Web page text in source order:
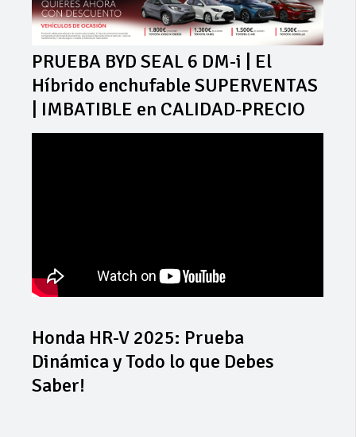
PRUEBA BYD SEAL 6 DM-i | El
Híbrido enchufable SUPERVENTAS
| IMBATIBLE en CALIDAD-PRECIO
Honda HR-V 2025: Prueba
Dinámica y Todo lo que Debes
Saber!